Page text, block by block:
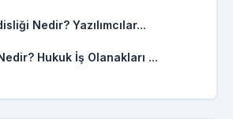
Nedir? Yazılımcılar...
Hukuk İş Olanakları ...